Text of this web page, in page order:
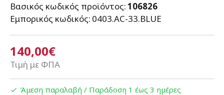
140,00€
Τιμή με ΦΠΑ
Βασικός κωδικός προϊόντος:106826
Εμπορικός κωδικός: 0403.AC-33.BLUE
Άμεση παραλαβή / Παράδoση 1 έως 3 ημέρες